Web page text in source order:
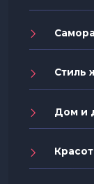
Стиль
Дом и